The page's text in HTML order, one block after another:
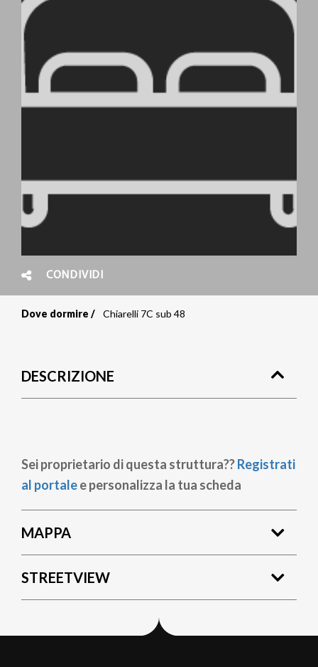
CONDIVIDI
pane
Dove dormire Chiarelli 7C sub 48
DESCRIZIONE
Sei proprietario di questa struttura??Registrati
al portalee personalizza la tua scheda
MAPPA
STREETVIEW